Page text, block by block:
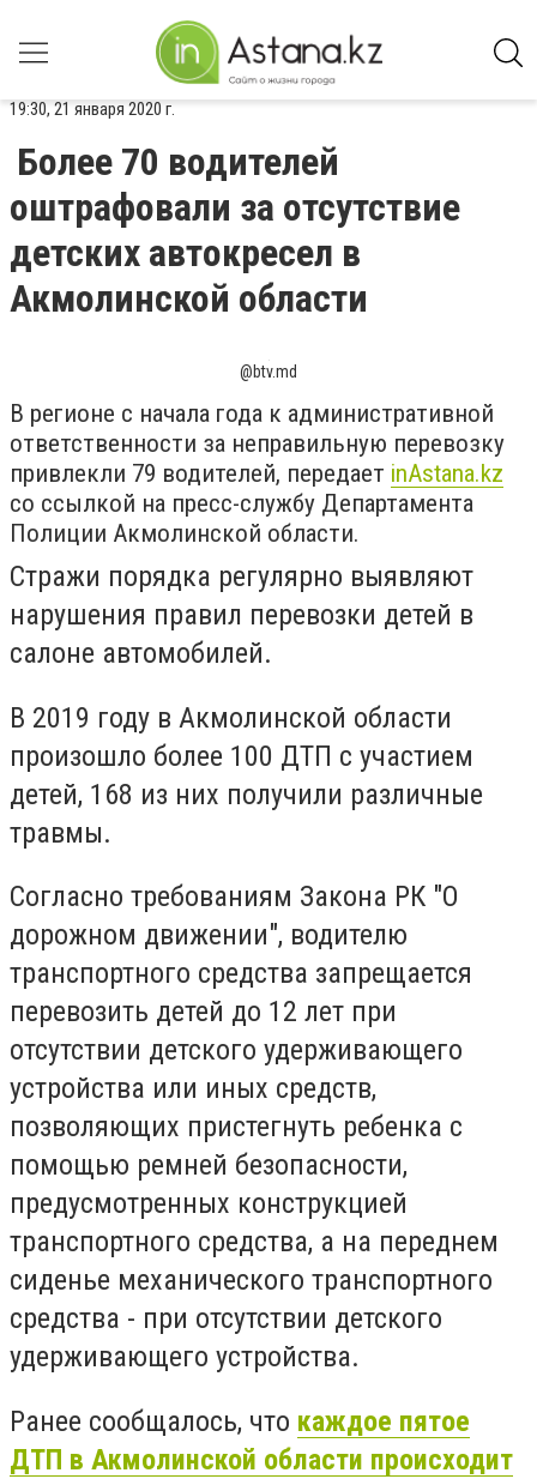
19:30, 21 января 2020 г.
Более 70 водителей
оштрафовали за отсутствие
детских автокресел в
Акмолинской области
@btv.md
В регионе с начала года к административной
ответственности за неправильную перевозку
привлекли 79 водителей, передает inAstana.kz
со ссылкой на пресс-службу Департамента
Полиции Акмолинской области.
Стражи порядка регулярно выявляют
нарушения правил перевозки детей в
салоне автомобилей.
В 2019 году в Акмолинской области
произошло более 100 ДТП с участием
детей, 168 из них получили различные
травмы.
Согласно требованиям Закона РК "О
дорожном движении", водителю
транспортного средства запрещается
перевозить детей до 12 лет при
отсутствии детского удерживающего
устройства или иных средств,
позволяющих пристегнуть ребенка с
помощью ремней безопасности,
предусмотренных конструкцией
транспортного средства, а на переднем
сиденье механического транспортного
средства - при отсутствии детского
удерживающего устройства.
Ранее сообщалось, что каждое пятое
ДТП в Акмолинской области происходит